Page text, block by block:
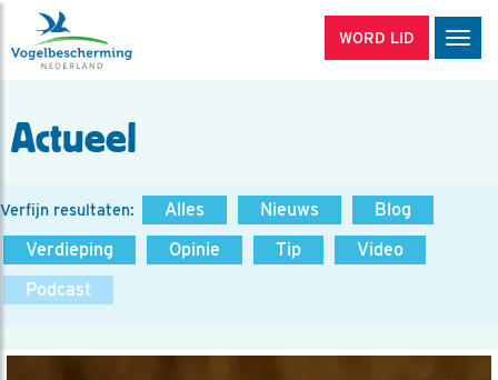
WORD LID
Actueel
Verfijn resultaten: Alles Nieuws
Blog
Verdieping
Opinie Tip
Video
Podcast